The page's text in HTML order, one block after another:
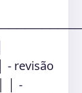
revisão
│ -